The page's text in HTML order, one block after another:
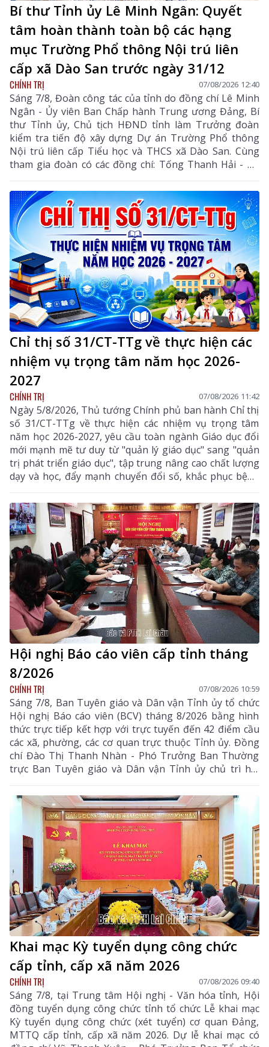
Bí thư Tỉnh ủy Lê Minh Ngân: Quyết
tâm hoàn thành toàn bộ các hạng
mục Trường Phổ thông Nội trú liên
cấp xã Dào San trước ngày 31/12
CHÍNH TRỊ 07/08/2026 12:40
Sáng 7/8, Đoàn công tác của tỉnh do đồng chí Lê Minh
Ngân - Ủy viên Ban Chấp hành Trung ương Đảng, Bí
thư Tỉnh ủy, Chủ tịch HĐND tỉnh làm Trưởng đoàn
kiểm tra tiến độ xây dựng Dự án Trường Phổ thông
Nội trú liên cấp Tiểu học và THCS xã Dào San. Cùng
tham gia đoàn có các đồng chí: Tống Thanh Hải - Uỷ
viên Ban Thường vụ Tỉnh ủy, Phó Chủ tịch Thường
trực UBND tỉnh; Lê Đức Dục - Ủy viên Ban Thường vụ,
Trưởng Ban Tuyên giáo và Dân vận Tỉnh ủy; lãnh đạo
một số sở, ngành liên quan và xã Dào San.
Chỉ thị số 31/CT-TTg về thực hiện các
nhiệm vụ trọng tâm năm học 2026-
2027
CHÍNH TRỊ 07/08/2026 11:42
Ngày 5/8/2026, Thủ tướng Chính phủ ban hành Chỉ thị
số 31/CT-TTg về thực hiện các nhiệm vụ trọng tâm
năm học 2026-2027, yêu cầu toàn ngành Giáo dục đổi
mới mạnh mẽ tư duy từ "quản lý giáo dục" sang "quản
trị phát triển giáo dục", tập trung nâng cao chất lượng
dạy và học, đẩy mạnh chuyển đổi số, khắc phục bệnh
thành tích, bảo đảm đủ giáo viên, trường lớp, cơ sở
vật chất và xây dựng môi trường giáo dục an toàn,
hiện đại, đáp ứng yêu cầu phát triển nguồn nhân lực
chất lượng cao.
Hội nghị Báo cáo viên cấp tỉnh tháng
8/2026
CHÍNH TRỊ 07/08/2026 10:59
Sáng 7/8, Ban Tuyên giáo và Dân vận Tỉnh ủy tổ chức
Hội nghị Báo cáo viên (BCV) tháng 8/2026 bằng hình
thức trực tiếp kết hợp với trực tuyến đến 42 điểm cầu
các xã, phường, các cơ quan trực thuộc Tỉnh ủy. Đồng
chí Đào Thị Thanh Nhàn - Phó Trưởng Ban Thường
trực Ban Tuyên giáo và Dân vận Tỉnh ủy chủ trì hội
nghị.
Khai mạc Kỳ tuyển dụng công chức
cấp tỉnh, cấp xã năm 2026
CHÍNH TRỊ 07/08/2026 09:40
Sáng 7/8, tại Trung tâm Hội nghị - Văn hóa tỉnh, Hội
đồng tuyển dụng công chức tỉnh tổ chức Lễ khai mạc
Kỳ tuyển dụng công chức (xét tuyển) cơ quan Đảng,
MTTQ cấp tỉnh, cấp xã năm 2026. Dự lễ khai mạc có